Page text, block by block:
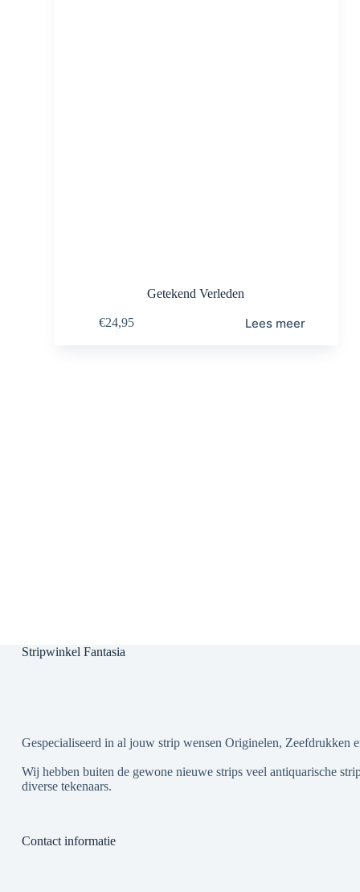
Getekend Verleden
€24,95 Lees meer
Stripwinkel Fantasia
Gespecialiseerd in al jouw strip wensen Originelen, Zeefdrukken
Wij hebben buiten de gewone nieuwe strips veel antiquarische
diverse tekenaars.
Contact informatie